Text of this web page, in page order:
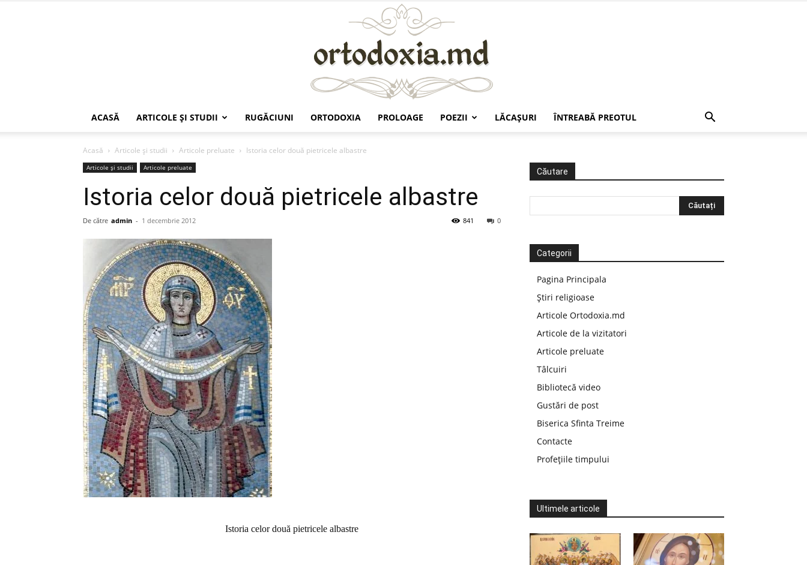
ACASĂ ARTICOLE ŞI STUDII RUGĂCIUNI ORTODOXIA PROLOAGE POEZII LĂCAŞURI ÎNTREABĂ PREOTUL
Acasă Articole şi studii Articole preluate Istoria celor două pietricele albastre
Articole şi studii Articole preluate
Istoria celor două pietricele albastre
De către admin - 1 decembrie 2012 0
841
Istoria celor două pietricele albastre
Căutare
Categorii
Pagina Principala
Știri religioase
Articole Ortodoxia.md
Articole de la vizitatori
Articole preluate
Tâlcuiri
Bibliotecă video
Gustări de post
Biserica Sfinta Treime
Contacte
Profețiile timpului
Ultimele articole